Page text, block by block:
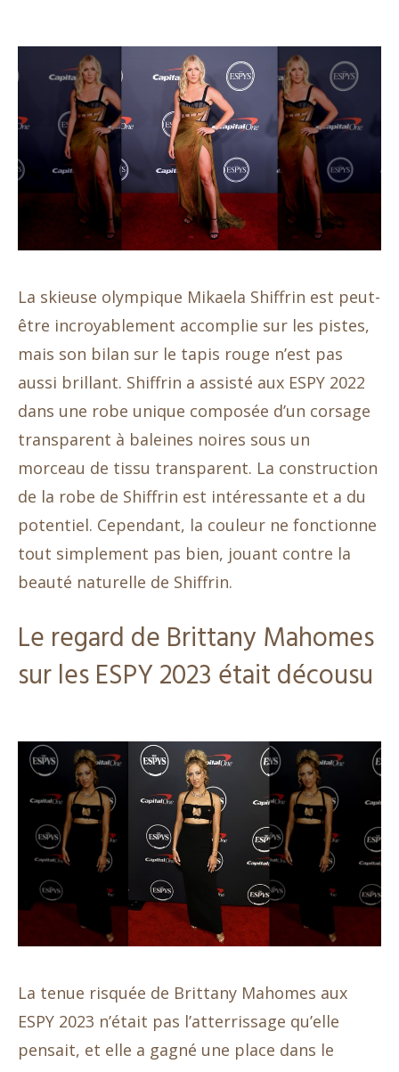
La skieuse olympique Mikaela Shiffrin est peut-
être incroyablement accomplie sur les pistes,
mais son bilan sur le tapis rouge n’est pas
aussi brillant. Shiffrin a assisté aux ESPY 2022
dans une robe unique composée d’un corsage
transparent à baleines noires sous un
morceau de tissu transparent. La construction
de la robe de Shiffrin est intéressante et a du
potentiel. Cependant, la couleur ne fonctionne
tout simplement pas bien, jouant contre la
beauté naturelle de Shiffrin.
Le regard de Brittany Mahomes
sur les ESPY 2023 était décousu
La tenue risquée de Brittany Mahomes aux
ESPY 2023 n’était pas l’atterrissage qu’elle
pensait, et elle a gagné une place dans le